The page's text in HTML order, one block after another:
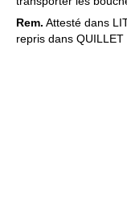
Rem. Attesté dans
repris dans QUILLET